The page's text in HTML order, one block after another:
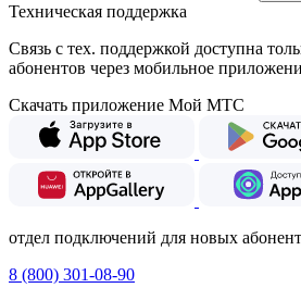
Техническая поддержка
Связь с тех. поддержкой доступна
абонентов через мобильное
Скачать приложение Мой МТС
отдел подключений для новых
8 (800) 301-08-90